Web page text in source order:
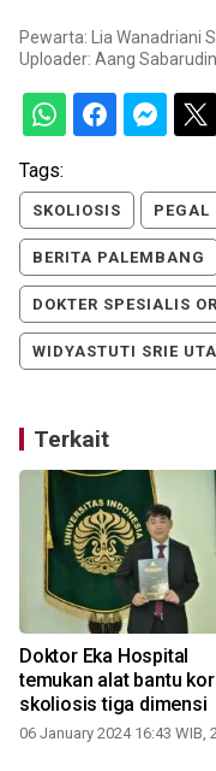
Pewarta: Lia Wanadriani
Uploader: Aang Sabarudin
Tags:
SKOLIOSIS PEGAL
BERITA PALEMBANG
DOKTER SPESIALIS
WIDYASTUTI SRIE
Terkait
Doktor Eka Hospital
temukan alat bantu
skoliosis tiga dimensi
06 January 2024 16:43 WIB,